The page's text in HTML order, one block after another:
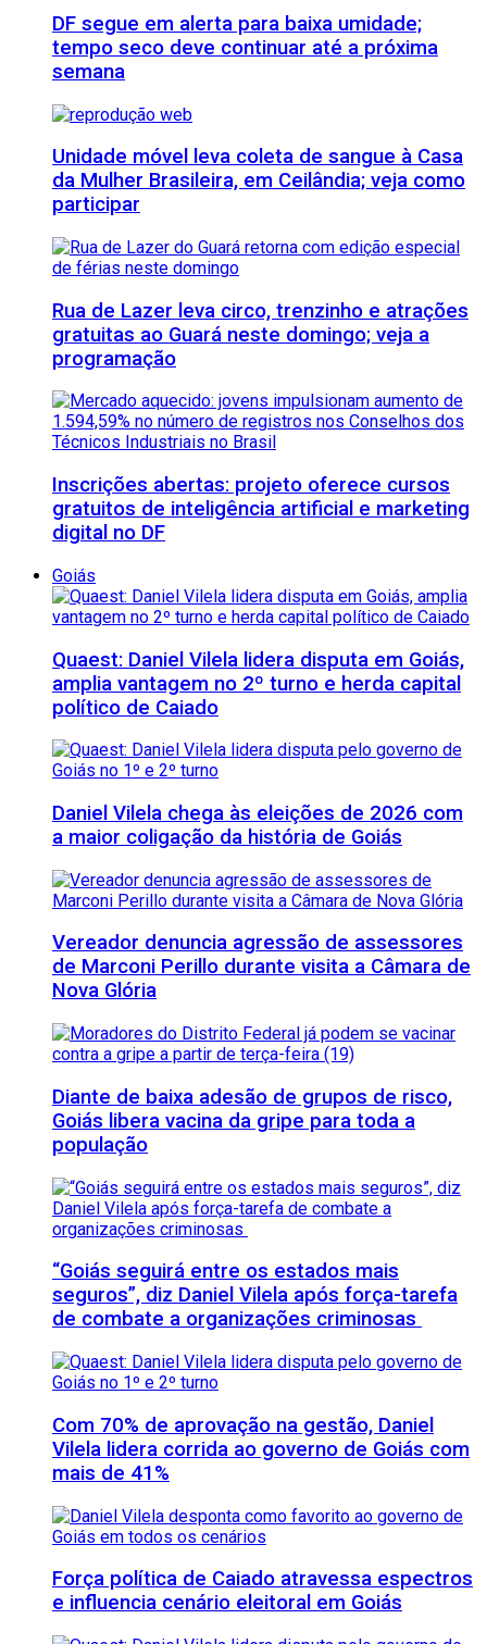
DF segue em alerta para baixa umidade;
tempo seco deve continuar até a próxima
semana
Unidade móvel leva coleta de sangue à Casa
da Mulher Brasileira, em Ceilândia; veja como
participar
Rua de Lazer leva circo, trenzinho e atrações
gratuitas ao Guará neste domingo; veja a
programação
Inscrições abertas: projeto oferece cursos
gratuitos de inteligência artificial e marketing
digital no DF
Goiás
Quaest: Daniel Vilela lidera disputa em Goiás,
amplia vantagem no 2º turno e herda capital
político de Caiado
Daniel Vilela chega às eleições de 2026 com
a maior coligação da história de Goiás
Vereador denuncia agressão de assessores
de Marconi Perillo durante visita a Câmara de
Nova Glória
Diante de baixa adesão de grupos de risco,
Goiás libera vacina da gripe para toda a
população
“Goiás seguirá entre os estados mais
seguros”, diz Daniel Vilela após força-tarefa
de combate a organizações criminosas
Com 70% de aprovação na gestão, Daniel
Vilela lidera corrida ao governo de Goiás com
mais de 41%
Força política de Caiado atravessa espectros
e influencia cenário eleitoral em Goiás